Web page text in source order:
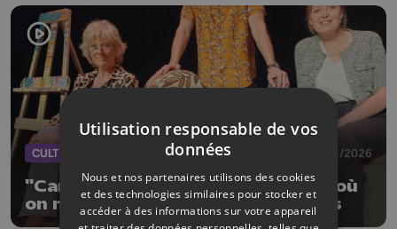
CULTURE 19/04/2026
"Cartons et vérité" une comédie où
on ne déballe pas que des cartons
Utilisation responsable de vos
données
Nous et nos partenaires utilisons des cookies
et des technologies similaires pour stocker et
accéder à des informations sur votre appareil